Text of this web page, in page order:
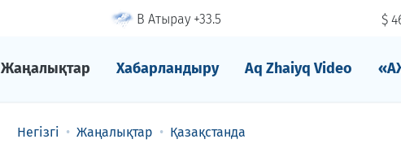
В Атырау +33.5 $
Жаңалықтар Хабарландыру Aq Zhaiyq Video
Негізгі Жаңалықтар Қазақстанда